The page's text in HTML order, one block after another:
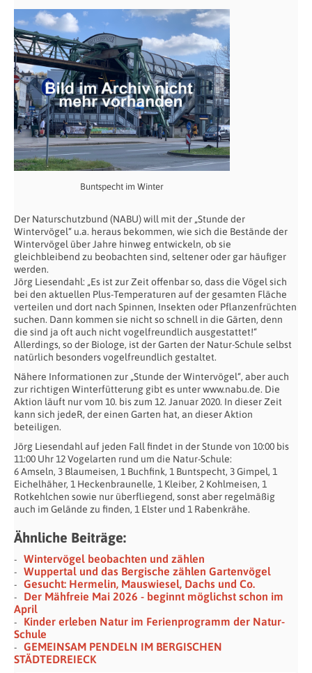
Buntspecht im Winter
Der Naturschutzbund (NABU) will mit der „Stunde der
Wintervögel“ u.a. heraus bekommen, wie sich die Bestände der
Wintervögel über Jahre hinweg entwickeln, ob sie
gleichbleibend zu beobachten sind, seltener oder gar häufiger
werden.
Jörg Liesendahl: „Es ist zur Zeit offenbar so, dass die Vögel sich
bei den aktuellen Plus-Temperaturen auf der gesamten Fläche
verteilen und dort nach Spinnen, Insekten oder Pflanzenfrüchten
suchen. Dann kommen sie nicht so schnell in die Gärten, denn
die sind ja oft auch nicht vogelfreundlich ausgestattet!“
Allerdings, so der Biologe, ist der Garten der Natur-Schule selbst
natürlich besonders vogelfreundlich gestaltet.
Nähere Informationen zur „Stunde der Wintervögel“, aber auch
zur richtigen Winterfütterung gibt es unter www.nabu.de. Die
Aktion läuft nur vom 10. bis zum 12. Januar 2020. In dieser Zeit
kann sich jedeR, der einen Garten hat, an dieser Aktion
beteiligen.
Jörg Liesendahl auf jeden Fall findet in der Stunde von 10:00 bis
11:00 Uhr 12 Vogelarten rund um die Natur-Schule:
6 Amseln, 3 Blaumeisen, 1 Buchfink, 1 Buntspecht, 3 Gimpel, 1
Eichelhäher, 1 Heckenbraunelle, 1 Kleiber, 2 Kohlmeisen, 1
Rotkehlchen sowie nur überfliegend, sonst aber regelmäßig
auch im Gelände zu finden, 1 Elster und 1 Rabenkrähe.
Ähnliche Beiträge:
Wintervögel beobachten und zählen
Wuppertal und das Bergische zählen Gartenvögel
Gesucht: Hermelin, Mauswiesel, Dachs und Co.
Der Mähfreie Mai 2026 - beginnt möglichst schon im
April
Kinder erleben Natur im Ferienprogramm der Natur-
Schule
GEMEINSAM PENDELN IM BERGISCHEN
STÄDTEDREIECK